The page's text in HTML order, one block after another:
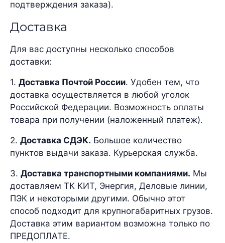
подтверждения заказа).
Доставка
Для вас доступны несколько способов
доставки:
1. Доставка Почтой России. Удобен тем, что
доставка осуществляется в любой уголок
Российской Федерации. Возможность оплаты
товара при получении (наложенный платеж).
2. Доставка СДЭК. Большое количество
пунктов выдачи заказа. Курьерская служба.
3. Доставка транспортными компаниями. Мы
доставляем ТК КИТ, Энергия, Деловые линии,
ПЭК и некоторыми другими. Обычно этот
способ подходит для крупногабаритных грузов.
Доставка этим вариантом возможна только по
ПРЕДОПЛАТЕ.